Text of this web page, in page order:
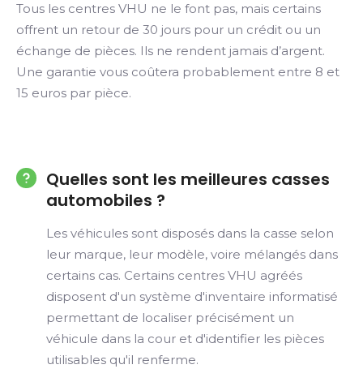
Tous les centres VHU ne le font pas, mais certains
offrent un retour de 30 jours pour un crédit ou un
échange de pièces. Ils ne rendent jamais d’argent.
Une garantie vous coûtera probablement entre 8 et
15 euros par pièce.
Quelles sont les meilleures casses
automobiles ?
Les véhicules sont disposés dans la casse selon
leur marque, leur modèle, voire mélangés dans
certains cas. Certains centres VHU agréés
disposent d'un système d'inventaire informatisé
permettant de localiser précisément un
véhicule dans la cour et d'identifier les pièces
utilisables qu'il renferme.